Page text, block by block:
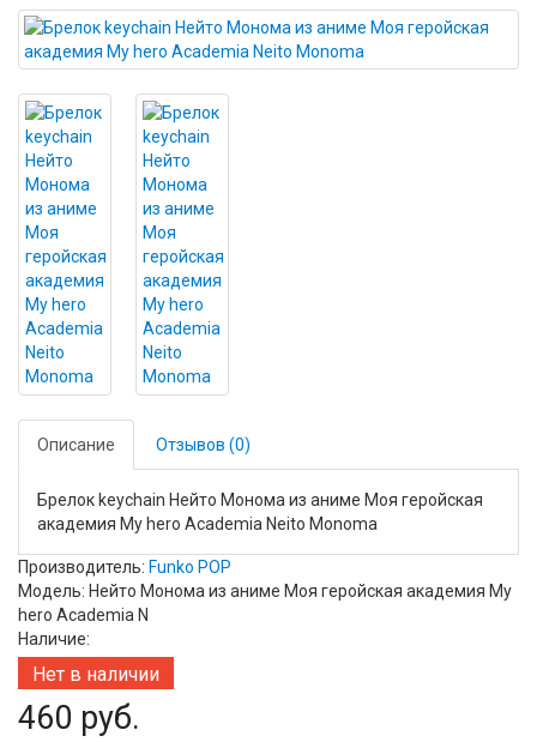
Описание Отзывов (0)
Брелок keychain Нейто Монома из аниме Моя геройская
академия My hero Academia Neito Monoma
Производитель: Funko POP
Модель: Нейто Монома из аниме Моя геройская академия My
hero Academia N
Наличие:
Нет в наличии
460 руб.